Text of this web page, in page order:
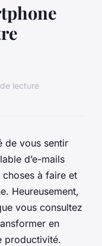
lecture
de vous sentir
d’e-mails
à faire et
Heureusement,
vous consultez
en
productivité.